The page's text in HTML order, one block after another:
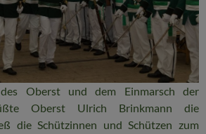
Oberst und dem Einmarsch der
Oberst Ulrich Brinkmann die
die Schützinnen und Schützen zum